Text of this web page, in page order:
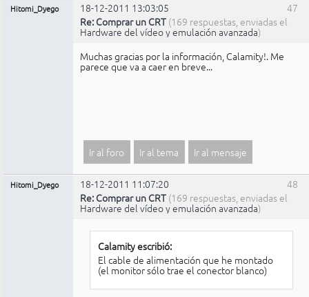
47
Hitomi_Dyego
18-12-2011 13:03:05
Re: Comprar un CRT (169 respuestas, enviadas el
Hardware del vídeo y emulación avanzada)
Muchas gracias por la información, Calamity!. Me
parece que va a caer en breve...
Ir al foro Ir al tema Ir al mensaje
48
Hitomi_Dyego
18-12-2011 11:07:20
Re: Comprar un CRT (169 respuestas, enviadas el
Hardware del vídeo y emulación avanzada)
Calamity escribió:
El cable de alimentación que he montado
(el monitor sólo trae el conector blanco)